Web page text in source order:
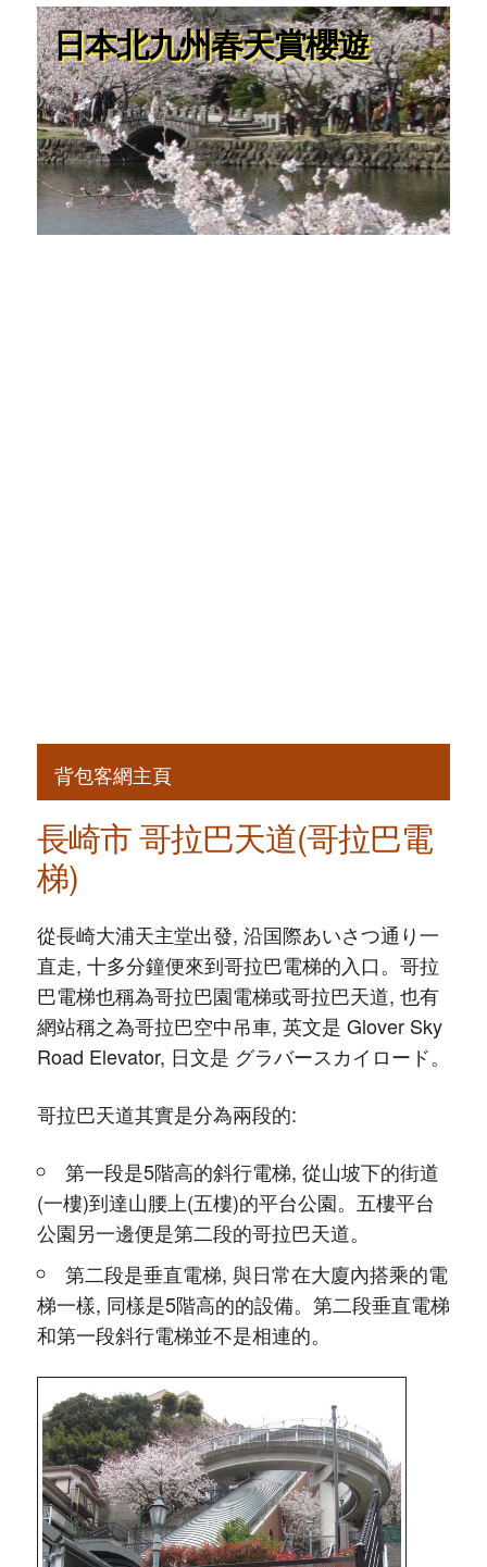
日本北九州春天賞櫻遊
背包客網主頁
長崎市 哥拉巴天道(哥拉巴電
梯)
從長崎大浦天主堂出發, 沿国際あいさつ通り一
直走, 十多分鐘便來到哥拉巴電梯的入口。哥拉
巴電梯也稱為哥拉巴園電梯或哥拉巴天道, 也有
網站稱之為哥拉巴空中吊車, 英文是 Glover Sky
Road Elevator, 日文是 グラバースカイロード。
哥拉巴天道其實是分為兩段的:
第一段是5階高的斜行電梯, 從山坡下的街道
(一樓)到達山腰上(五樓)的平台公園。五樓平台
公園另一邊便是第二段的哥拉巴天道。
第二段是垂直電梯, 與日常在大廈內搭乘的電
梯一樣, 同樣是5階高的的設備。第二段垂直電梯
和第一段斜行電梯並不是相連的。